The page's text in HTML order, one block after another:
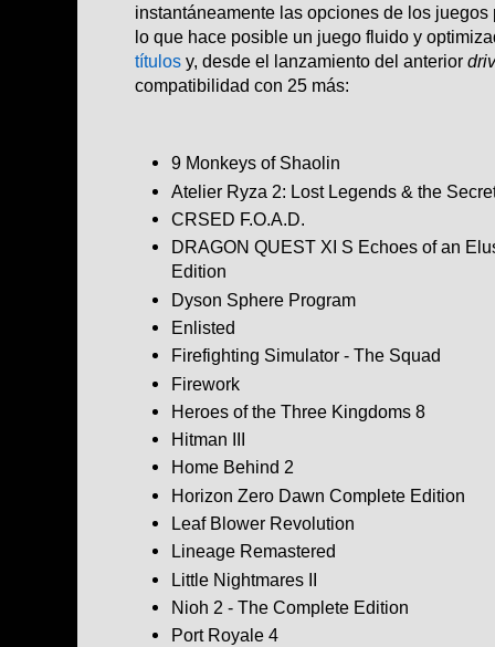
instantáneamente las opciones de los
lo que hace posible un juego fluido y
títulos y, desde el lanzamiento del anterior
compatibilidad con 25 más:
9 Monkeys of Shaolin
Atelier Ryza 2: Lost Legends & the
CRSED F.O.A.D.
DRAGON QUEST XI S Echoes of an
Edition
Dyson Sphere Program
Enlisted
Firefighting Simulator - The Squad
Firework
Heroes of the Three Kingdoms 8
Hitman III
Home Behind 2
Horizon Zero Dawn Complete Edition
Leaf Blower Revolution
Lineage Remastered
Little Nightmares II
Nioh 2 - The Complete Edition
Port Royale 4